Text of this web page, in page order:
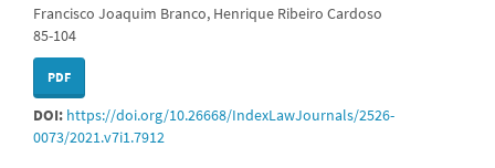
Francisco Joaquim Branco, Henrique Ribeiro Cardoso
85-104
PDF
DOI: https://doi.org/10.26668/IndexLawJournals/2526-
0073/2021.v7i1.7912